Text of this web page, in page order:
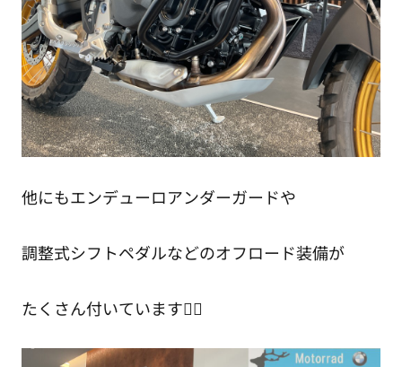
他にもエンデューロアンダーガードや
調整式シフトペダルなどのオフロード装備が
たくさん付いています👍🏻